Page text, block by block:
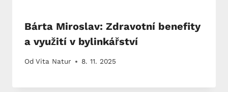
Bárta Miroslav: Zdravotní benefity
a využití v bylinkářství
Od Vita Natur 8. 11. 2025